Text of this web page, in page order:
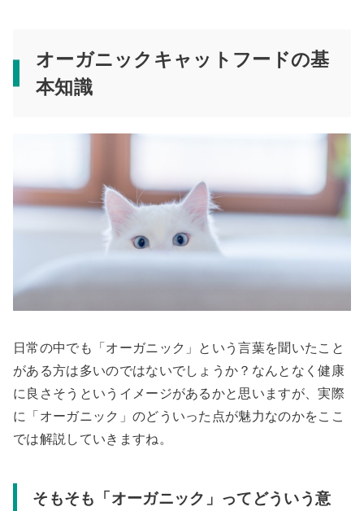
オーガニックキャットフードの基
本知識
日常の中でも「オーガニック」という言葉を聞いたこと
がある方は多いのではないでしょうか？なんとなく健康
に良さそうというイメージがあるかと思いますが、実際
に「オーガニック」のどういった点が魅力なのかをここ
では解説していきますね。
そもそも「オーガニック」ってどういう意